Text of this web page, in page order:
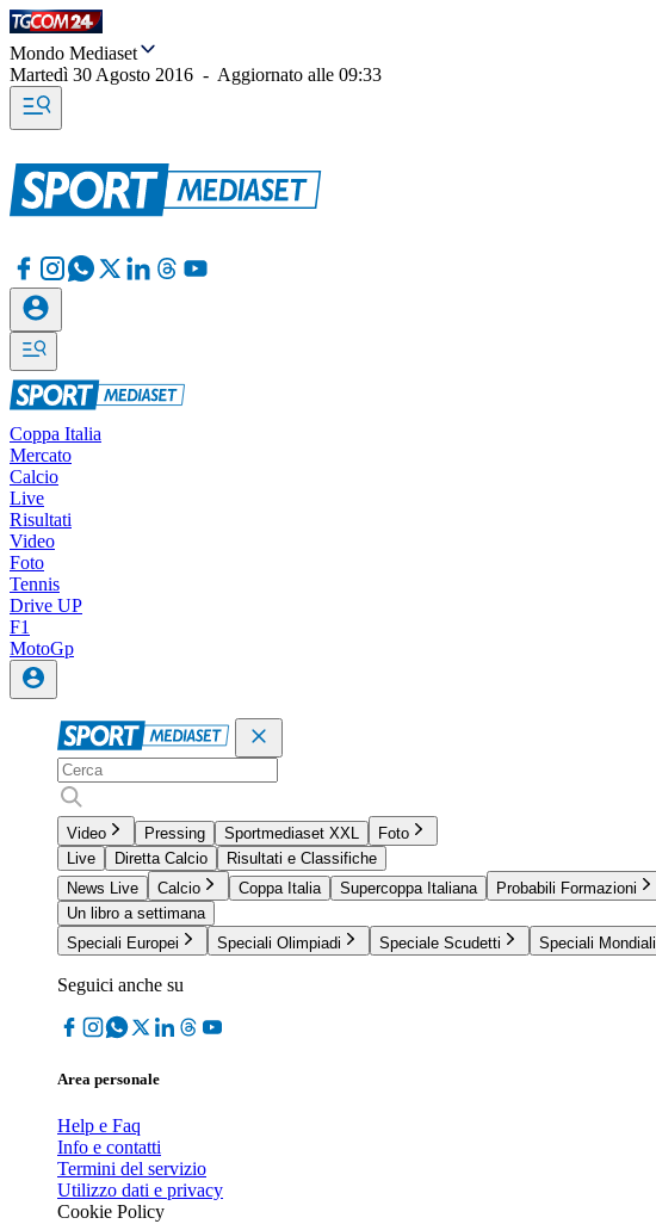
Mondo Mediaset
Martedì 30 Agosto 2016 - Aggiornato alle 09:33
Coppa Italia
Mercato
Calcio
Live
Risultati
Video
Foto
Tennis
Drive UP
F1
MotoGp
Video Pressing Sportmediaset XXL
Foto
Live
Diretta Calcio
Risultati e Classifiche
News Live
Calcio Coppa Italia Supercoppa Italiana Probabili Formazioni
Un libro a settimana
Speciali Europei
Speciali Olimpiadi Speciale Scudetti Speciali Mondiali
Seguici anche su
Area personale
Help e Faq
Info e contatti
Termini del servizio
Utilizzo dati e privacy
Cookie Policy